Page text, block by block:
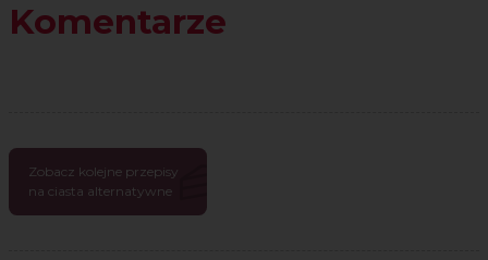
Komentarze
Zobacz kolejne przepisy
na ciasta alternatywne